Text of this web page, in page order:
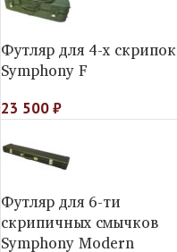
Футляр для 4-х скрипок
Symphony F
23 500₽
Футляр для 6-ти
скрипичных смычков
Symphony Modern